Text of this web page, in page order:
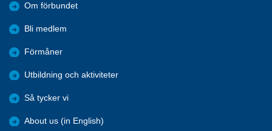
Om förbundet
Bli medlem
Förmåner
Utbildning och aktiviteter
Så tycker vi
About us (in English)